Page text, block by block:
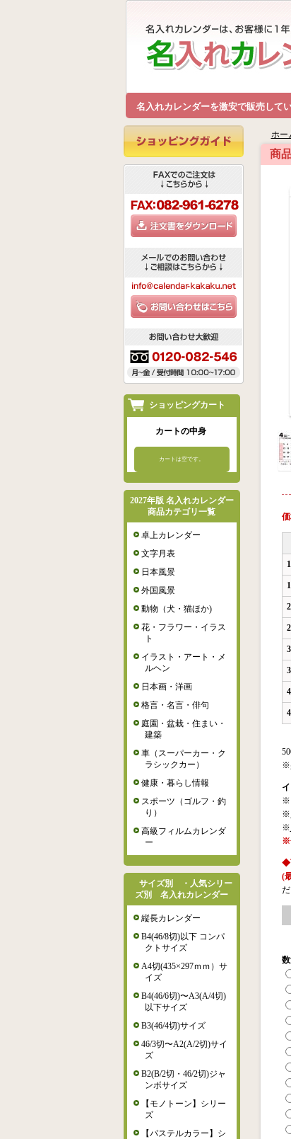
名入れカレンダーを激安で販売して
ショッピングカート
カートの中身
カートは空です。
2027年版 名入れカレンダー
商品カテゴリ一覧
卓上カレンダー
文字月表
日本風景
外国風景
動物（犬・猫ほか)
花・フラワー・イラス
ト
イラスト・アート・メ
ルヘン
日本画・洋画
格言・名言・俳句
庭園・盆栽・住まい・
建築
車（スーパーカー・ク
ラシックカー）
健康・暮らし情報
スポーツ（ゴルフ・釣
り）
高級フィルムカレンダ
ー
サイズ別 ・人気シリー
ズ別 名入れカレンダー
縦長カレンダー
B4(46/8切)以下 コンパ
クトサイズ
A4切(435×297ｍｍ）サ
イズ
B4(46/6切)〜A3(A/4切)
以下サイズ
B3(46/4切)サイズ
46/3切〜A2(A/2切)サイ
ズ
B2(B/2切・46/2切)ジャ
ンボサイズ
【モノトーン】シリー
ズ
【パステルカラー】シ
ホー
商
※
※
※
※
※
◆
(